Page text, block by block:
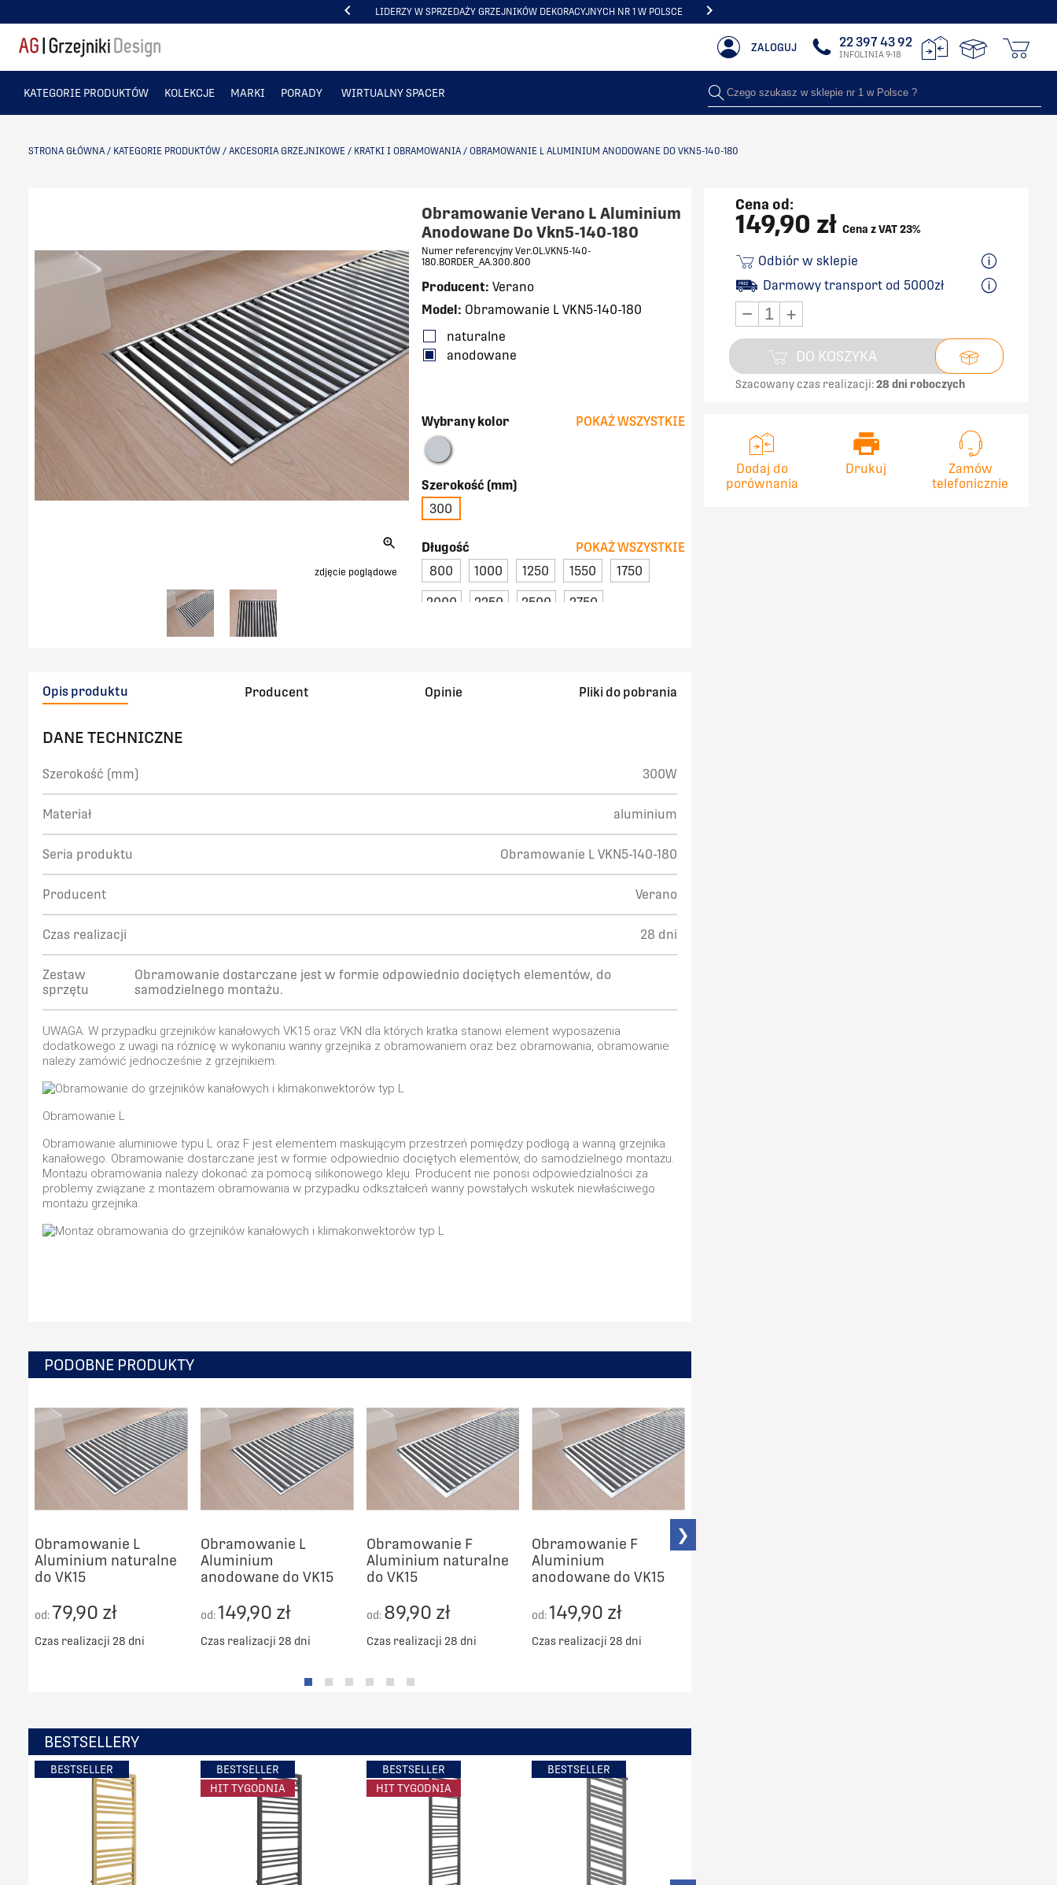
LIDERZY W SPRZEDAŻY GRZEJNIKÓW DEKORACYJNYCH NR 1 W POLSCE NAJWIĘKSZY SHOWROOM Z GRZEJNIKAMI DEKORACYJNYMI
ITEM
ZALOGUJ 22 397 43 92
INFOLINIA 9-18
KATEGORIE PRODUKTÓW KOLEKCJE MARKI PORADY WIRTUALNY SPACER Czego szukasz w sklepie nr 1 w Polsce ?
STRONA GŁÓWNA / KATEGORIE PRODUKTÓW / AKCESORIA GRZEJNIKOWE / KRATKI I OBRAMOWANIA / OBRAMOWANIE L ALUMINIUM ANODOWANE DO VKN5-140-180
zdjęcie poglądowe
Obramowanie Verano L Aluminium
Anodowane Do Vkn5-140-180
Numer referencyjny Ver.OL.VKN5-140-
180.BORDER_AA.300.800
Producent: Verano
Model: Obramowanie L VKN5-140-180
naturalne
anodowane
Wybrany kolor POKAŻ WSZYSTKIE
Szerokość (mm)
300
Długość
POKAŻ WSZYSTKIE
800
1000 1250 1550 1750
2000 2250 2500 2750
Cena od:
149,90 zł Cena z VAT 23%
Odbiór w sklepie
Darmowy transport od 5000zł
− +
DO KOSZYKA
Szacowany czas realizacji:28 dni roboczych
Dodaj do
porównania
Drukuj
Zamów
telefonicznie
Opis produktu Producent Opinie Pliki do pobrania
DANE TECHNICZNE
Szerokość (mm) 300W
Materiał aluminium
Seria produktu Obramowanie L VKN5-140-180
Producent Verano
Czas realizacji 28 dni
Zestaw
sprzętu
Obramowanie dostarczane jest w formie odpowiednio dociętych elementów, do
samodzielnego montażu.
UWAGA: W przypadku grzejników kanałowych VK15 oraz VKN dla których kratka stanowi element wyposażenia
dodatkowego z uwagi na różnicę w wykonaniu wanny grzejnika z obramowaniem oraz bez obramowania, obramowanie
należy zamówić jednocześnie z grzejnikiem.
Obramowanie L
Obramowanie aluminiowe typu L oraz F jest elementem maskującym przestrzeń pomiędzy podłogą a wanną grzejnika
kanałowego. Obramowanie dostarczane jest w formie odpowiednio dociętych elementów, do samodzielnego montażu.
Montażu obramowania należy dokonać za pomocą silikonowego kleju. Producent nie ponosi odpowiedzialności za
problemy związane z montażem obramowania w przypadku odkształceń wanny powstałych wskutek niewłaściwego
montażu grzejnika.
PODOBNE PRODUKTY
Obramowanie L
Aluminium naturalne
do VK15
od:79,90 zł
Czas realizacji 28 dni
Obramowanie L
Aluminium
anodowane do VK15
od:149,90 zł
Czas realizacji 28 dni
Obramowanie F
Aluminium naturalne
do VK15
od: 89,90 zł
Czas realizacji 28 dni
Obramowanie F
Aluminium
anodowane do VK15
od: 149,90 zł
Czas realizacji 28 dni
❯
BESTSELLERY
BESTSELLER
BESTSELLER
HIT TYGODNIA
BESTSELLER
HIT TYGODNIA
BESTSELLER